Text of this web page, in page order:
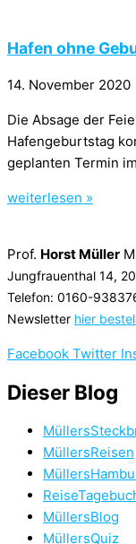
Hafen ohne
14. November 2020
Die Absage der
Hafengeburtstag
geplanten Termin
weiterlesen »
Prof. Horst Müller
Jungfrauenthal 14,
Telefon: 0160-
Newsletter hier
Facebook Twitter
Dieser Blog
MüllersReisen
MüllersBlog
MüllersQuiz